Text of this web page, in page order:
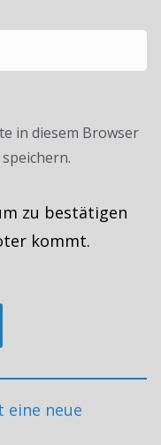
in diesem Browser
zu bestätigen
kommt.
eine neue